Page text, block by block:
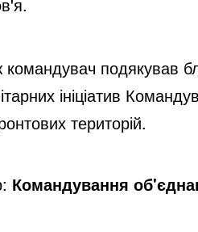
командувач подякував
ініціатив
територій.
Командування